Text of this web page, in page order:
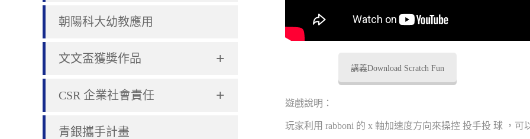
朝陽科大幼教應用
+
文文盃獲獎作品
+
CSR 企業社會責任
青銀攜手計畫
講義Download Scratch Fun
遊戲說明：
玩家利用 rabboni 的 x 軸加速度方向來操控 投手投 球 ，可